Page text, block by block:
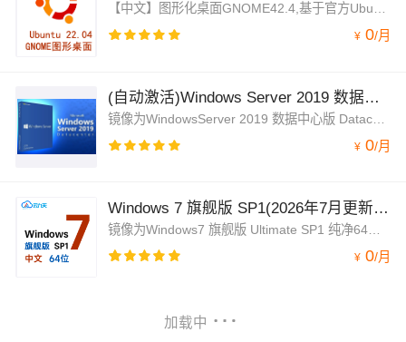
【中文】图形化桌面GNOME42.4,基于官方Ubuntu 22.04.1 LTS 64位 镜像安装GNOME 42.4 中文图形化桌面界面，保持镜像原生，图形化界面操作体验更好。
¥ 0/月
(自动激活)Windows Server 2019 数据中心版 Datacenter 中文64位 纯净版【2026年7月更新】
镜像为WindowsServer 2019 数据中心版 Datacenter 64位纯净系统，兼容云服务器。已安装云监控、云安全中心、云助手插件。系统流畅。默认自动激活
¥ 0/月
Windows 7 旗舰版 SP1(2026年7月更新)Ultimate 中文64位 win7 纯净系统(未激活)
镜像为Windows7 旗舰版 Ultimate SP1 纯净64位系统，系统未激活，不含激活码。您可使用Windows7镜像部署旧版本架构程序或软件。镜像兼容云服务器，随开随用，省时快速。Windows7 相对Windows10 和 Windows11系统，能在更小配置实例中运行。
¥ 0/月
加载中